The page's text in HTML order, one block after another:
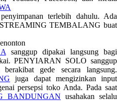
terlebih dahulu. Ada
STREAMING TEMBALANG buat
sanggup dipakai langsung bagi
PENYIARAN SOLO sanggup
gede secara langsung.
juga dapat mengizinkan input
persepsi toko Anda. Pada saat
BANDUNGAN usahakan selalu